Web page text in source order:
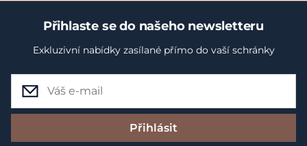
Přihlaste se do našeho newsletteru
Exkluzivní nabídky zasílané přímo do vaší schránky
Přihlásit